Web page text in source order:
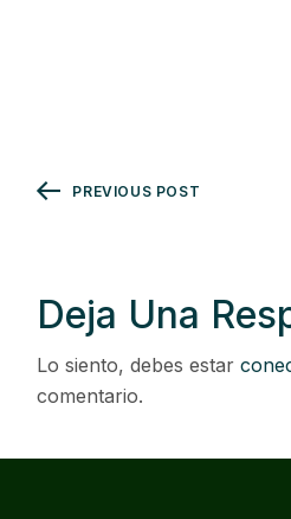
PREVIOUS POST
Deja Una
Lo siento, debes estar
comentario.